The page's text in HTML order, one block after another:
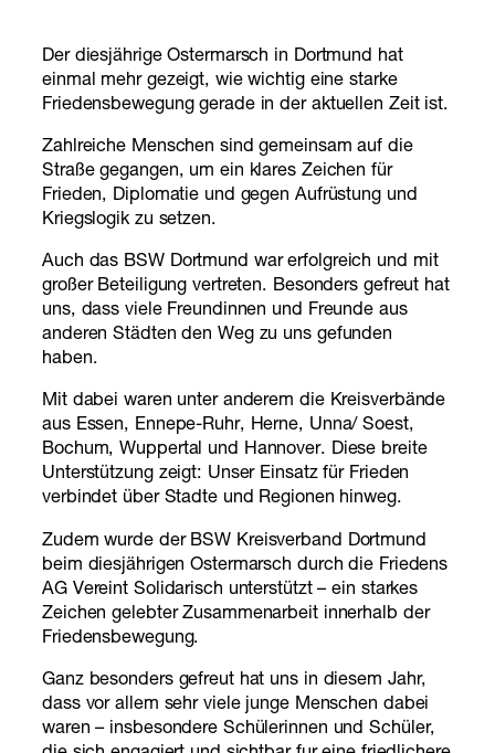
Der diesjährige Ostermarsch in Dortmund hat
einmal mehr gezeigt, wie wichtig eine starke
Friedensbewegung gerade in der aktuellen Zeit ist.
Zahlreiche Menschen sind gemeinsam auf die
Straße gegangen, um ein klares Zeichen für
Frieden, Diplomatie und gegen Aufrüstung und
Kriegslogik zu setzen.
Auch das BSW Dortmund war erfolgreich und mit
großer Beteiligung vertreten. Besonders gefreut hat
uns, dass viele Freundinnen und Freunde aus
anderen Städten den Weg zu uns gefunden
haben.
Mit dabei waren unter anderem die Kreisverbände
aus Essen, Ennepe-Ruhr, Herne, Unna/ Soest,
Bochum, Wuppertal und Hannover. Diese breite
Unterstützung zeigt: Unser Einsatz für Frieden
verbindet über Stadte und Regionen hinweg.
Zudem wurde der BSW Kreisverband Dortmund
beim diesjährigen Ostermarsch durch die Friedens
AG Vereint Solidarisch unterstützt – ein starkes
Zeichen gelebter Zusammenarbeit innerhalb der
Friedensbewegung.
Ganz besonders gefreut hat uns in diesem Jahr,
dass vor allem sehr viele junge Menschen dabei
waren – insbesondere Schülerinnen und Schüler,